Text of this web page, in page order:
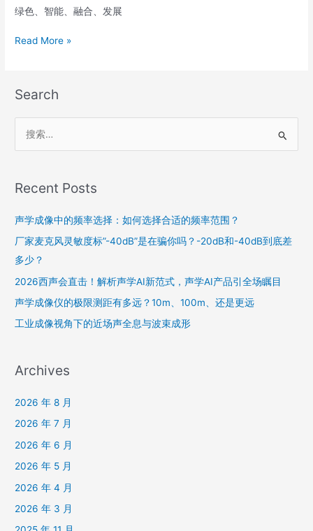
绿色、智能、融合、发展
满
幕，
声
携
测
案
引
领
业
创
Read More »
Search
Recent Posts
声学成像中的频率选择：如何选择合适的频率范围？
厂家麦克风灵敏度标”-40dB”是在骗你吗？-20dB和-40dB到底差
多少？
2026西声会直击！解析声学AI新范式，声学AI产品引全场瞩目
声学成像仪的极限测距有多远？10m、100m、还是更远
工业成像视角下的近场声全息与波束成形
Archives
2026 年 8 月
2026 年 7 月
2026 年 6 月
2026 年 5 月
2026 年 4 月
2026 年 3 月